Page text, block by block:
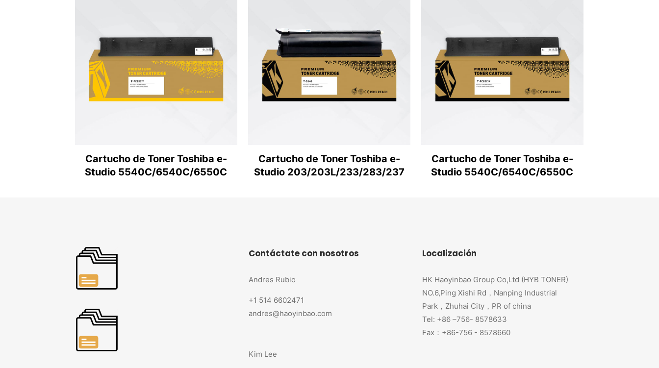
Cartucho de Toner Toshiba e-
Studio 5540C/6540C/6550C
Cartucho de Toner Toshiba e-
Studio 203/203L/233/283/237
Cartucho de Toner Toshiba e-
Studio 5540C/6540C/6550C
Contáctate con nosotros
Andres Rubio
+1 514 6602471
andres@haoyinbao.com
Kim Lee
Localización
HK Haoyinbao Group Co,Ltd (HYB TONER)
NO.6,Ping Xishi Rd，Nanping Industrial
Park，Zhuhai City，PR of china
Tel: +86 –756- 8578633
Fax：+86-756 - 8578660